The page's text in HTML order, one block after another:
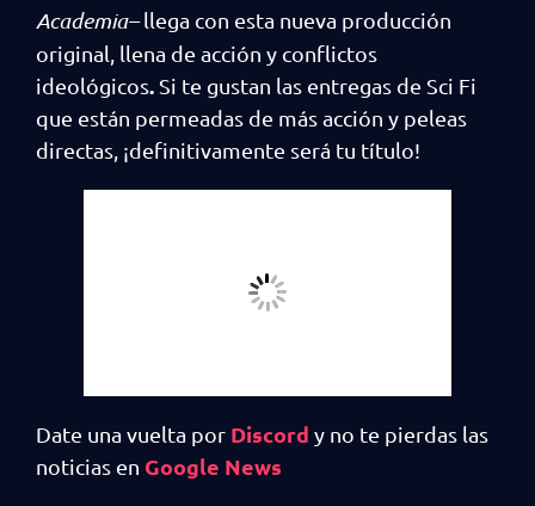
Academia–llega con esta nueva producción
original, llena de acción y conflictos
ideológicos. Si te gustan las entregas de Sci Fi
que están permeadas de más acción y peleas
directas, ¡definitivamente será tu título!
Date una vuelta por Discord y no te pierdas las
noticias en Google News